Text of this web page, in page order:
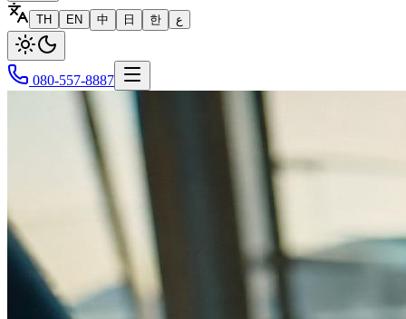
TH
EN 中 日 한 ع
080-557-8887